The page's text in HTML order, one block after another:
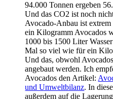
94.000 Tonnen ergeben
Und das CO2 ist noch
Avocado-Anbau ist
ein Kilogramm Avocados
1000 bis 1500 Liter
Mal so viel wie für ein
Und das, obwohl
angebaut werden. Ich
Avocados den Artikel:
und Umweltbilanz. In
außerdem auf die